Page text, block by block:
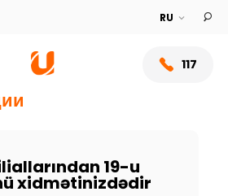
117
19-u
xidmətinizdədir